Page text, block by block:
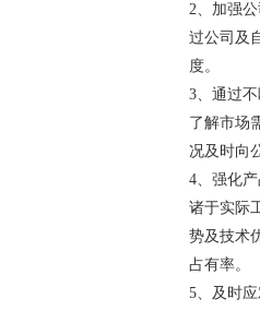
2、加强
过公司及
度。
3、通过
了解市场
况及时向
4、强化
诸于实际
势及技术
占有率。
5、及时